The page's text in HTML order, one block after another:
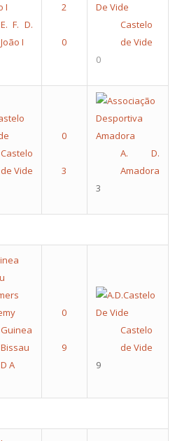
E. F. D.
João I
Castelo
de Vide
0
Castelo
de Vide
A. D.
Amadora
3
Guinea
Bissau
D A
Castelo
de Vide
9